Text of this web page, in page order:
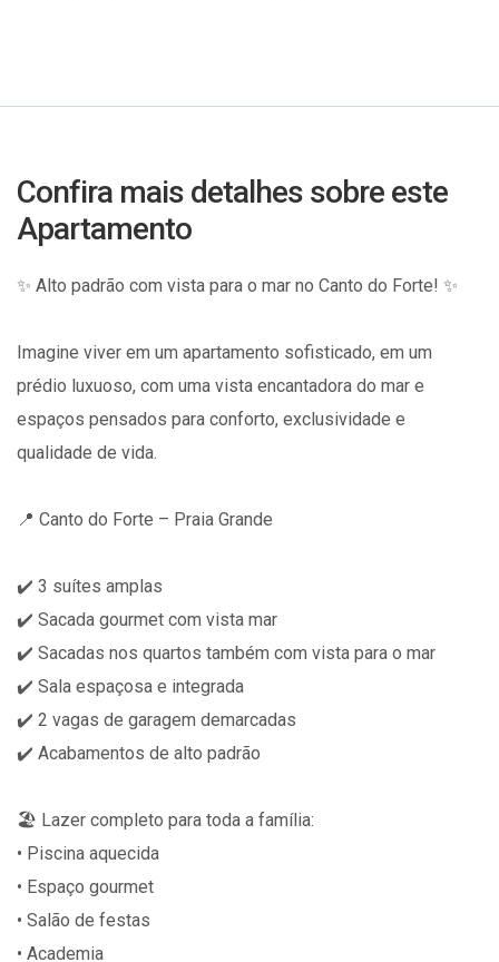
Confira mais detalhes sobre este
Apartamento
✨ Alto padrão com vista para o mar no Canto do Forte! ✨
Imagine viver em um apartamento sofisticado, em um
prédio luxuoso, com uma vista encantadora do mar e
espaços pensados para conforto, exclusividade e
qualidade de vida.
📍 Canto do Forte – Praia Grande
✔️ 3 suítes amplas
✔️ Sacada gourmet com vista mar
✔️ Sacadas nos quartos também com vista para o mar
✔️ Sala espaçosa e integrada
✔️ 2 vagas de garagem demarcadas
✔️ Acabamentos de alto padrão
🏖️ Lazer completo para toda a família:
• Piscina aquecida
• Espaço gourmet
• Salão de festas
• Academia